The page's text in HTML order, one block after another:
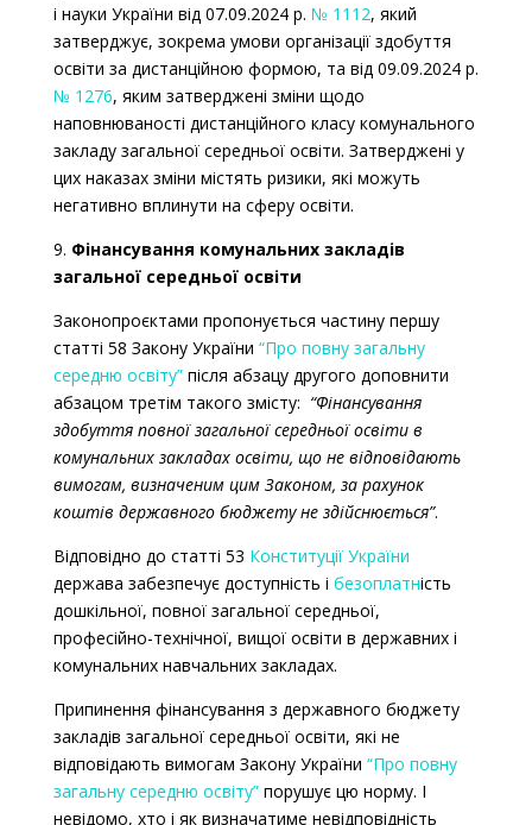
і науки України від 07.09.2024 р. № 1112, який
затверджує, зокрема умови організації здобуття
освіти за дистанційною формою, та від 09.09.2024 р.
№ 1276, яким затверджені зміни щодо
наповнюваності дистанційного класу комунального
закладу загальної середньої освіти. Затверджені у
цих наказах зміни містять ризики, які можуть
негативно вплинути на сферу освіти.
9. Фінансування комунальних закладів
загальної середньої освіти
Законопроєктами пропонується частину першу
статті 58 Закону України “Про повну загальну
середню освіту”після абзацу другого доповнити
абзацом третім такого змісту: “Фінансування
здобуття повної загальної середньої освіти в
комунальних закладах освіти, що не відповідають
вимогам, визначеним цим Законом, за рахунок
коштів державного бюджету не здійснюється”.
Відповідно до статті 53 Конституції України
держава забезпечує доступність і безоплатність
дошкільної, повної загальної середньої,
професійно-технічної, вищої освіти в державних і
комунальних навчальних закладах.
Припинення фінансування з державного бюджету
закладів загальної середньої освіти, які не
відповідають вимогам Закону України “Про повну
загальну середню освіту”порушує цю норму. І
невідомо, хто і як визначатиме невідповідність